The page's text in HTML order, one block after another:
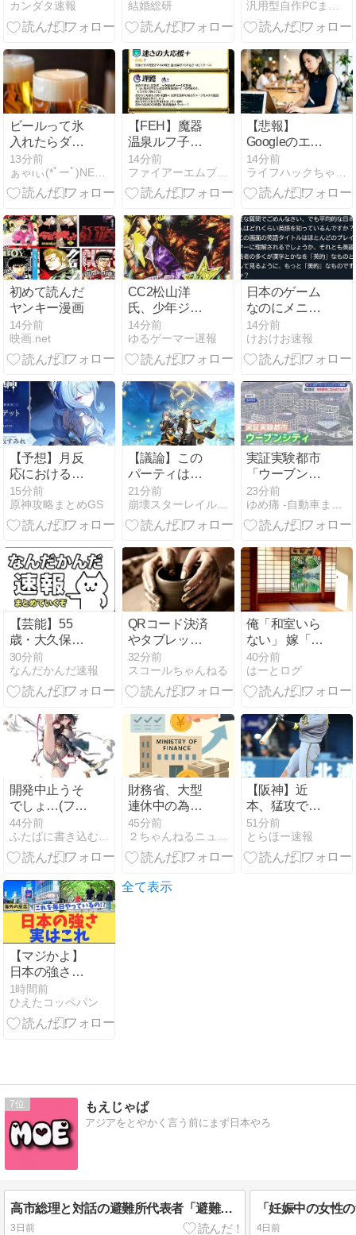
ｗｗｗｗｗｗ
ｗｗｗｗｗｗ
カンダタ速報
は既に出席さ
れてます
「は！？」受
付「もう席に
座ってます
よ」→とんで
もない光景
が…
結婚総研
じさん、嘘だ
った。識者
普通に割れま
す」
汎用型自作PCまとめ
ビールって氷
入れたらダメ
なの？
13分前
ぁゃιぃ(*ﾟーﾟ)NEWS 2nd
【FEH】魔器
温泉ルフ子の
魔器はまさか
のアヒル。こ
れが世界のこ
の運命を歪め
る魔器かぁ
14分前
ファイアーエムブレム攻略・情報まとめ チキ速
【悲報】
Googleのエン
ジニア「AIで
仕事がつまら
なくなった」
14分前
初めて読んだ
ヤンキー漫画
14分前
映画.net
CC2松山洋
氏、少年ジャ
ンプ編集部に
ブロックされ
る。25年以上
やってきたの
に何故…
14分前
ゆるゲーマー遅報
日本のゲーム
なのにメニュ
ー画面が英語
だらけなの英
語圏の人から
見えるんだ
な…
14分前
けおけお速報
【予想】月反
応におけるア
イノのポジシ
ョンがオデッ
トなんだろう
15分前
原神攻略まとめGS
【議論】この
パーティは凸
するのはちょ
っと
ね・・・・
21分前
崩壊スターレイル攻略まとめGS
実証実験都市
「ウーブン・
シティ」が一
般の居住希望
者の募集開始
関係者が居住
23分前
【芸能】55
歳・大久保佳
代子“現在の性
欲”について衝
撃告白 「休み
だね、だいた
い…」
30分前
なんだかんだ速報
QRコード決済
やタブレット
などを使いこ
なせない人も
居るという
32分前
スコールちゃんねる
俺「和室いら
ない」 嫁「和
室欲しい！欲
しい！欲し
い！欲しい！
40分前
はーとログ
開発中止うそ
でしょ…(フィ
ギュアスレ)
44分前
財務省、大型
連休中の為替
介入日数は3
日間＝総額11
兆7349億円 |
投げ捨ててト
45分前
【阪神】近
本、猛攻で打
席数話題に
「10打席」
「規定いけ
51分前
とらほー速報
【マジかよ】
日本の強さ、
実はこれ。外
国人が“日
常”を見て衝撃
1時間前
ひえたコッペパン
全て表示
7 もえじゃぱ
アジアをとやかく言う前にまず日本やろ
高市総理と対話の避難所代表者「避難所の生活は至れり尽くせりで全く不自由ない、ありがとう！日本人でよかった！」
3日前 4日前